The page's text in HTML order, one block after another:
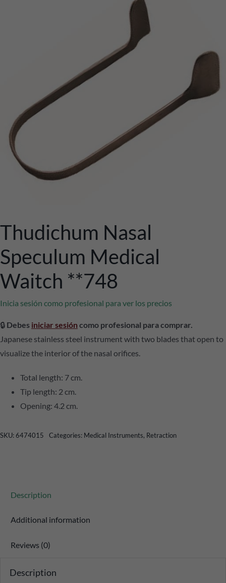
Thudichum Nasal
Speculum Medical
Waitch **748
Inicia sesión como profesional para ver los precios
🔒 Debes iniciar sesión como profesional para comprar.
Japanese stainless steel instrument with two blades that open to
visualize the interior of the nasal orifices.
Total length: 7 cm.
Tip length: 2 cm.
Opening: 4.2 cm.
SKU:6474015 Categories: Medical Instruments, Retraction
Description
Additional information
Reviews (0)
Description